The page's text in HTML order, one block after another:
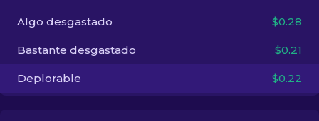
Algo desgastado $0.28
Bastante desgastado $0.21
Deplorable $0.22